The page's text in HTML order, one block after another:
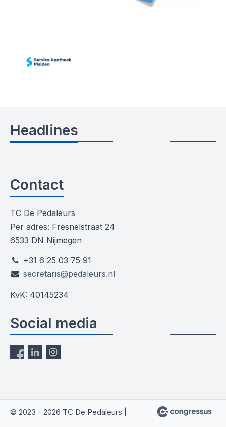
Headlines
Contact
TC De Pedaleurs
Per adres: Fresnelstraat 24
6533 DN Nijmegen
+31 6 25 03 75 91
secretaris@pedaleurs.nl
KvK: 40145234
Social media
© 2023 - 2026 TC De Pedaleurs |